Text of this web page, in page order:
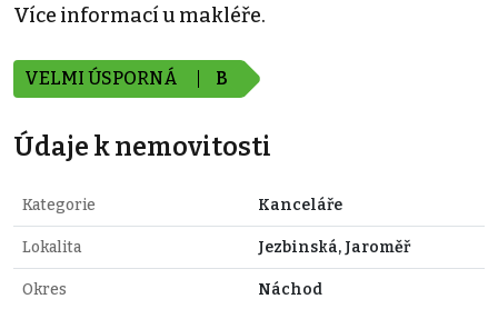
Více informací u makléře.
VELMI ÚSPORNÁ B
Údaje k nemovitosti
Kategorie Kanceláře
Lokalita Jezbinská, Jaroměř
Okres Náchod